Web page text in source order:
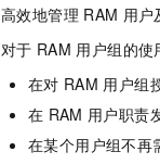
高效地管理 RAM 用户
对于 RAM 用户组的使
在对 RAM 用户组
在 RAM 用户职责
在某个用户组不再